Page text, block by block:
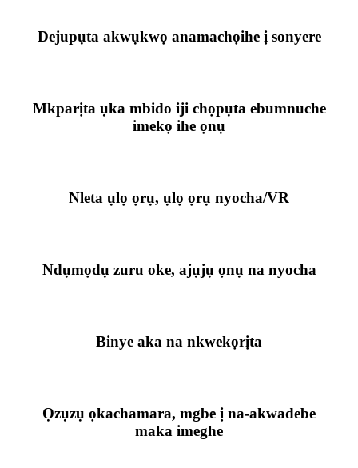
Dejupụta akwụkwọ anamachọihe ị sonyere
Mkparịta ụka mbido iji chọpụta ebumnuche
imekọ ihe ọnụ
Nleta ụlọ ọrụ, ụlọ ọrụ nyocha/VR
Ndụmọdụ zuru oke, ajụjụ ọnụ na nyocha
Binye aka na nkwekọrịta
Ọzụzụ ọkachamara, mgbe ị na-akwadebe
maka imeghe